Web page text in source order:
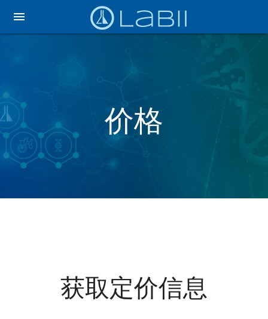
menu
价格
获取定价信息